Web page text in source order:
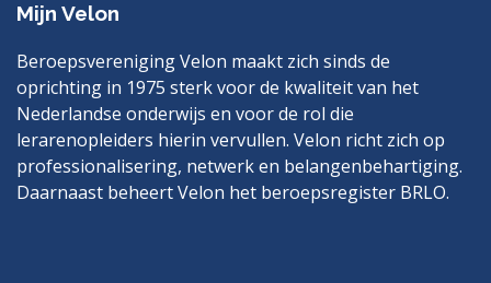
Mijn Velon
Beroepsvereniging Velon maakt zich sinds de
oprichting in 1975 sterk voor de kwaliteit van het
Nederlandse onderwijs en voor de rol die
lerarenopleiders hierin vervullen. Velon richt zich op
professionalisering, netwerk en belangenbehartiging.
Daarnaast beheert Velon het beroepsregister BRLO.